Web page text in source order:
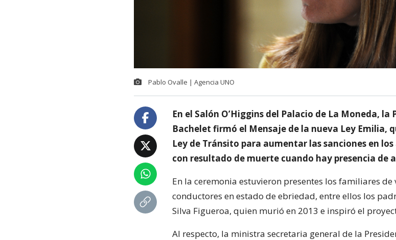
Pablo Ovalle | Agencia UNO
En el Salón O’Higgins del Palacio de La Moneda,
Bachelet firmó el Mensaje de la nueva Ley Emilia,
Ley de Tránsito para aumentar las sanciones en
con resultado de muerte cuando hay presencia de
En la ceremonia estuvieron presentes los familiares
conductores en estado de ebriedad, entre ellos los
Silva Figueroa, quien murió en 2013 e inspiró el
Al respecto, la ministra secretaria general de la